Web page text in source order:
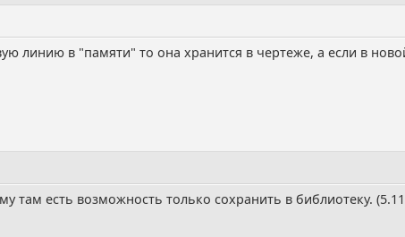
линию в "памяти" то она хранится в чертеже, а если в
там есть возможность только сохранить в библиотеку.